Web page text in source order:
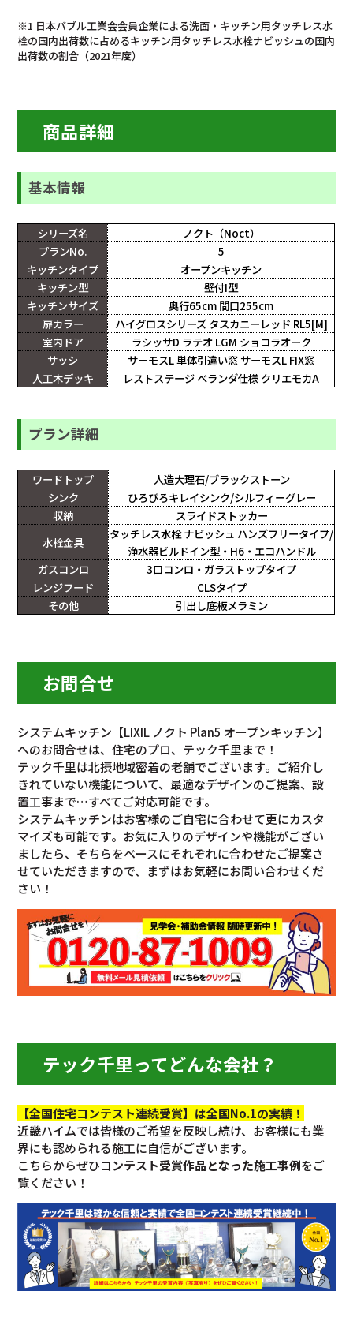
※1 日本バブル工業会会員企業による洗面・キッチン用タッチレス水
栓の国内出荷数に占めるキッチン用タッチレス水栓ナビッシュの国内
出荷数の割合（2021年度）
商品詳細
基本情報
シリーズ名
ノクト（Noct）
プランNo.
5
キッチンタイプ
オープンキッチン
キッチン型
壁付I型
キッチンサイズ
奥行65cm 間口255cm
扉カラー
ハイグロスシリーズ タスカニーレッド RL5[M]
室内ドア
ラシッサD ラテオ LGM ショコラオーク
サッシ
サーモスL 単体引違い窓 サーモスL FIX窓
人工木デッキ
レストステージ ベランダ仕様 クリエモカA
プラン詳細
ワードトップ
人造大理石/ブラックストーン
シンク
ひろびろキレイシンク/シルフィーグレー
収納
スライドストッカー
水栓金具
タッチレス水栓 ナビッシュ ハンズフリータイプ/
浄水器ビルドイン型・H6・エコハンドル
ガスコンロ
3口コンロ・ガラストップタイプ
レンジフード
CLSタイプ
その他
引出し底板メラミン
お問合せ
システムキッチン【LIXIL ノクト Plan5 オープンキッチン】
へのお問合せは、住宅のプロ、テック千里まで！
テック千里は北摂地域密着の老舗でございます。ご紹介し
きれていない機能について、最適なデザインのご提案、設
置工事まで…すべてご対応可能です。
システムキッチンはお客様のご自宅に合わせて更にカスタ
マイズも可能です。お気に入りのデザインや機能がござい
ましたら、そちらをベースにそれぞれに合わせたご提案さ
せていただきますので、まずはお気軽にお問い合わせくだ
さい！
テック千里ってどんな会社？
【全国住宅コンテスト連続受賞】は全国No.1の実績！
近畿ハイムでは皆様のご希望を反映し続け、お客様にも業
界にも認められる施工に自信がございます。
こちらからぜひコンテスト受賞作品となった施工事例をご
覧ください！